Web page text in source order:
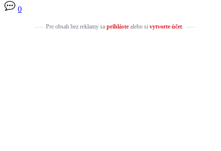
0
Pre obsah bez reklamy sa prihlástealebo si vytvorte účet.